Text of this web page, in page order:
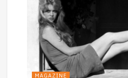
MAGAZINE